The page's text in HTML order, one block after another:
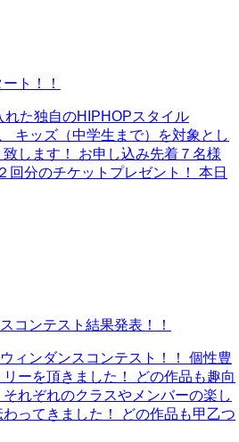
ト！！
れた独自のHIPHOPスタイル
キッズ（中学生まで）を対象とし
します！ お申し込み先着７名様
回分のチケットプレゼント！ 本日
コンテスト結果発表！！
ィンダンスコンテスト！！ 個性豊
ーを頂きました！ どの作品も趣向
れぞれのクラスやメンバーの楽し
ってきました！ どの作品も甲乙つ